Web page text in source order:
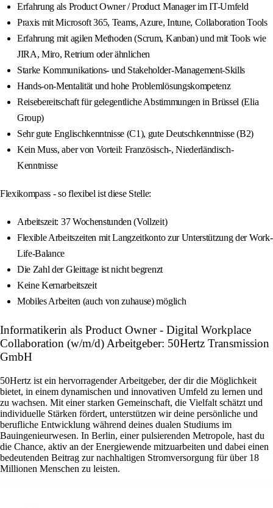
Erfahrung als Product Owner / Product Manager im IT-Umfeld
Praxis mit Microsoft 365, Teams, Azure, Intune, Collaboration Tools
Erfahrung mit agilen Methoden (Scrum, Kanban) und mit Tools wie
JIRA, Miro, Retrium oder ähnlichen
Starke Kommunikations- und Stakeholder-Management-Skills
Hands-on-Mentalität und hohe Problemlösungskompetenz
Reisebereitschaft für gelegentliche Abstimmungen in Brüssel (Elia
Group)
Sehr gute Englischkenntnisse (C1), gute Deutschkenntnisse (B2)
Kein Muss, aber von Vorteil: Französisch-, Niederländisch-
Kenntnisse
Flexikompass - so flexibel ist diese Stelle:
Arbeitszeit: 37 Wochenstunden (Vollzeit)
Flexible Arbeitszeiten mit Langzeitkonto zur Unterstützung der Work-
Life-Balance
Die Zahl der Gleittage ist nicht begrenzt
Keine Kernarbeitszeit
Mobiles Arbeiten (auch von zuhause) möglich
Informatikerin als Product Owner - Digital Workplace
Collaboration (w/m/d) Arbeitgeber: 50Hertz Transmission
GmbH
50Hertz ist ein hervorragender Arbeitgeber, der dir die Möglichkeit
bietet, in einem dynamischen und innovativen Umfeld zu lernen und
zu wachsen. Mit einer starken Gemeinschaft, die Vielfalt schätzt und
individuelle Stärken fördert, unterstützen wir deine persönliche und
berufliche Entwicklung während deines dualen Studiums im
Bauingenieurwesen. In Berlin, einer pulsierenden Metropole, hast du
die Chance, aktiv an der Energiewende mitzuarbeiten und dabei einen
bedeutenden Beitrag zur nachhaltigen Stromversorgung für über 18
Millionen Menschen zu leisten.